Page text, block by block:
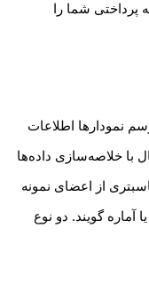
شما را
نمودارها اطلاعات
با خلاصه‌سازی داده‌ها
از اعضای نمونه
آماره گویند. دو نوع